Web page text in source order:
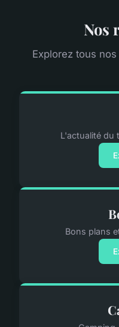
Nos
Explorez tous
L'actualité du
Bons plans